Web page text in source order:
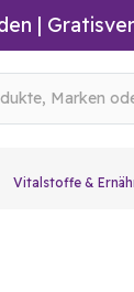
|
Vitalstoffe &